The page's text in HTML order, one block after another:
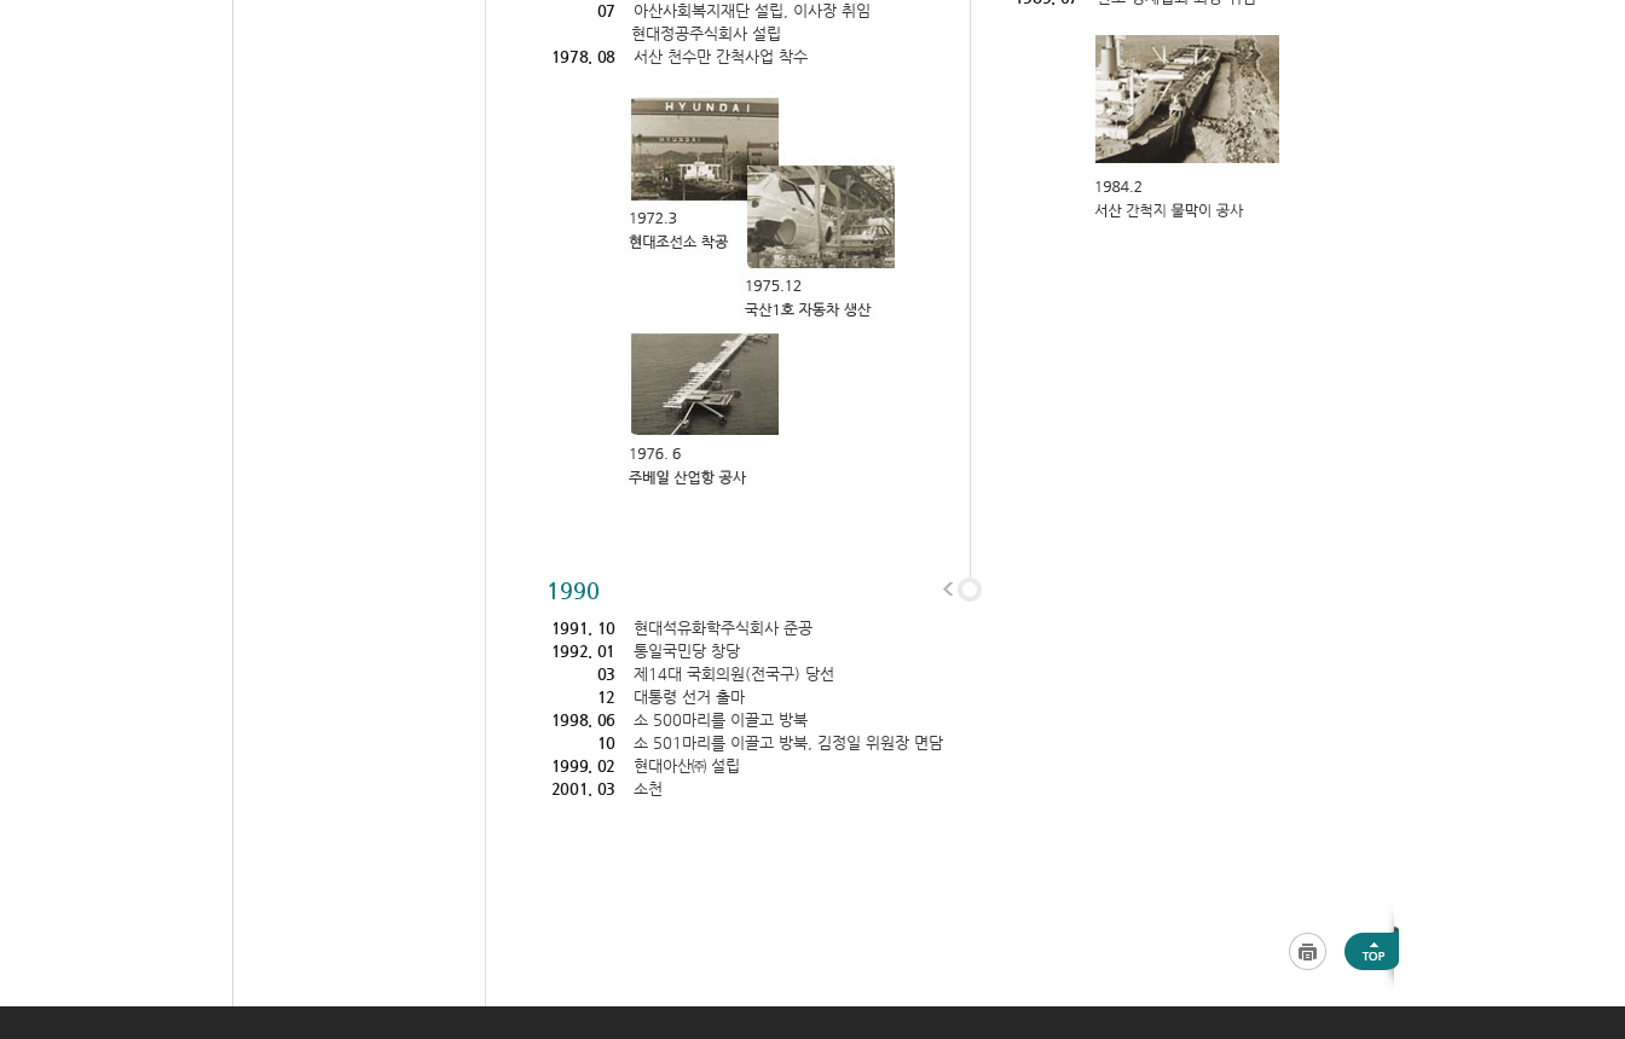
07
아산사회복지재단 설립, 이사장 취임
현대정공주식회사 설립
1978. 08
서산 천수만 간척사업 착수
1990
1991. 10
현대석유화학주식회사 준공
1992. 01
통일국민당 창당
03
제14대 국회의원(전국구) 당선
12
대통령 선거 출마
1998. 06
소 500마리를 이끌고 방북
10
소 501마리를 이끌고 방북, 김정일 위원장 면담
1999. 02
현대아산㈜ 설립
2001. 03
소천